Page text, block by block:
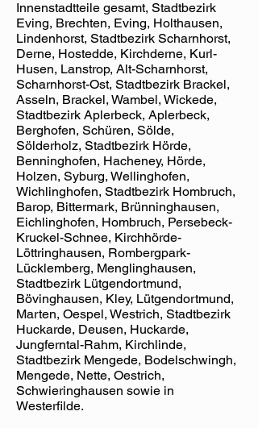
Innenstadtteile gesamt, Stadtbezirk
Eving, Brechten, Eving, Holthausen,
Lindenhorst, Stadtbezirk Scharnhorst,
Derne, Hostedde, Kirchderne, Kurl-
Husen, Lanstrop, Alt-Scharnhorst,
Scharnhorst-Ost, Stadtbezirk Brackel,
Asseln, Brackel, Wambel, Wickede,
Stadtbezirk Aplerbeck, Aplerbeck,
Berghofen, Schüren, Sölde,
Sölderholz, Stadtbezirk Hörde,
Benninghofen, Hacheney, Hörde,
Holzen, Syburg, Wellinghofen,
Wichlinghofen, Stadtbezirk Hombruch,
Barop, Bittermark, Brünninghausen,
Eichlinghofen, Hombruch, Persebeck-
Kruckel-Schnee, Kirchhörde-
Löttringhausen, Rombergpark-
Lücklemberg, Menglinghausen,
Stadtbezirk Lütgendortmund,
Bövinghausen, Kley, Lütgendortmund,
Marten, Oespel, Westrich, Stadtbezirk
Huckarde, Deusen, Huckarde,
Jungferntal-Rahm, Kirchlinde,
Stadtbezirk Mengede, Bodelschwingh,
Mengede, Nette, Oestrich,
Schwieringhausen sowie in
Westerfilde.